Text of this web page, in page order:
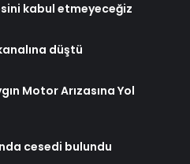
kabul etmeyeceğiz
düştü
Motor Arızasına Yol
cesedi bulundu